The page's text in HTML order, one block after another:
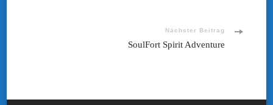
Nächster Beitrag
SoulFort Spirit Adventure